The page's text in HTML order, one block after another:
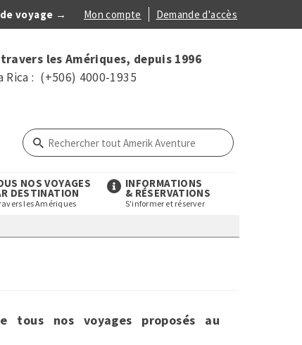
voyage →
Menu
Mon compte Demande d'accès
les Amériques, depuis 1996
: (+506) 4000-1935
NOS VOYAGES
DESTINATION
les Amériques
INFORMATIONS
& RÉSERVATIONS
S'informer et réserver
nos voyages proposés au